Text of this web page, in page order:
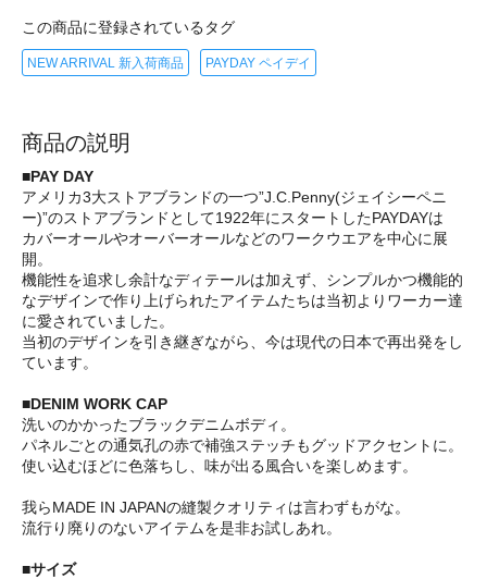
この商品に登録されているタグ
NEW ARRIVAL 新入荷商品 PAYDAY ペイデイ
商品の説明
■PAY DAY
アメリカ3大ストアブランドの一つ”J.C.Penny(ジェイシーペニ
ー)”のストアブランドとして1922年にスタートしたPAYDAYは
カバーオールやオーバーオールなどのワークウエアを中心に展
開。
機能性を追求し余計なディテールは加えず、シンプルかつ機能的
なデザインで作り上げられたアイテムたちは当初よりワーカー達
に愛されていました。
当初のデザインを引き継ぎながら、今は現代の日本で再出発をし
ています。
■DENIM WORK CAP
洗いのかかったブラックデニムボディ。
パネルごとの通気孔の赤で補強ステッチもグッドアクセントに。
使い込むほどに色落ちし、味が出る風合いを楽しめます。
我らMADE IN JAPANの縫製クオリティは言わずもがな。
流行り廃りのないアイテムを是非お試しあれ。
■サイズ